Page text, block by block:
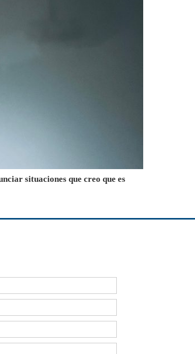
situaciones que creo que es